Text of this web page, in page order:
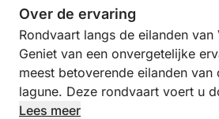
Over de ervaring
Rondvaart langs de eilanden van
Geniet van een onvergetelijke
meest betoverende eilanden van
lagune. Deze rondvaart voert u
lagune en stopt op Murano en
Lees meer